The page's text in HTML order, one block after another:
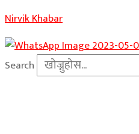
Nirvik Khabar
Search